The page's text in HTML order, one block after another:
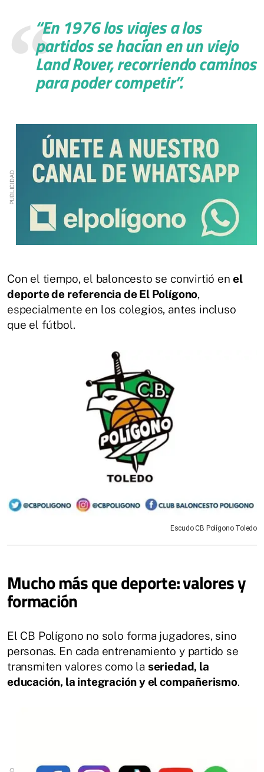
“En 1976 los viajes a los
partidos se hacían en un viejo
Land Rover, recorriendo caminos
para poder competir”.
Con el tiempo, el baloncesto se convirtió enel
deporte de referencia de El Polígono,
especialmente en los colegios, antes incluso
que el fútbol.
Escudo CB Polígono Toledo
Mucho más que deporte: valores y
formación
El CB Polígono no solo forma jugadores, sino
personas. En cada entrenamiento y partido se
transmiten valores como la seriedad, la
educación, la integración y el compañerismo.